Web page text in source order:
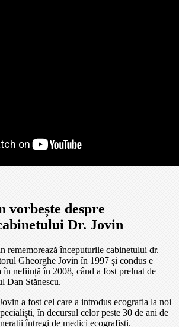
vorbește despre
Dr. Jovin
rememorează începuturile cabinetului dr.
Gheorghe Jovin în 1997 și condus e
în neființă în 2008, când a fost preluat de
Dan Stănescu.
a fost cel care a introdus ecografia la noi
în decursul celor peste 30 de ani de
întregi de medici ecografiști.